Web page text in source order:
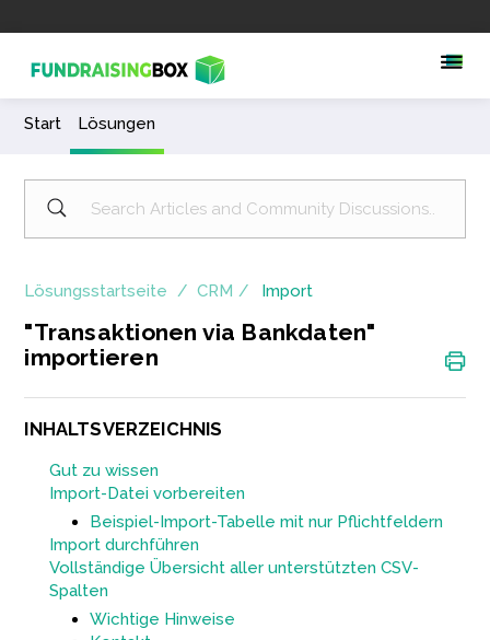
Start Lösungen
Lösungsstartseite CRM Import
"Transaktionen via Bankdaten"
importieren
INHALTSVERZEICHNIS
Gut zu wissen
Import-Datei vorbereiten
Beispiel-Import-Tabelle mit nur Pflichtfeldern
Import durchführen
Vollständige Übersicht aller unterstützten CSV-
Spalten
Wichtige Hinweise